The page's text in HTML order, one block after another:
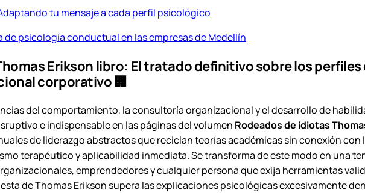
s
.
n
t
i
d
a
d
tu mensaje a cada perfil psicológico
de psicología conductual en las empresas de Medellín
Erikson libro: El tratado definitivo sobre los
corporativo 🏢
del comportamiento, la consultoría organizacional y el desarrollo de
e indispensable en las páginas del volumen Rodeados de idiotas
de liderazgo abstractos que reciclan teorías académicas sin conexión
terapéutico y aplicabilidad inmediata. Se transforma de este modo en una
emprendedores y cualquier persona que exija herramientas
de Thomas Erikson supera las explicaciones psicológicas excesivamente